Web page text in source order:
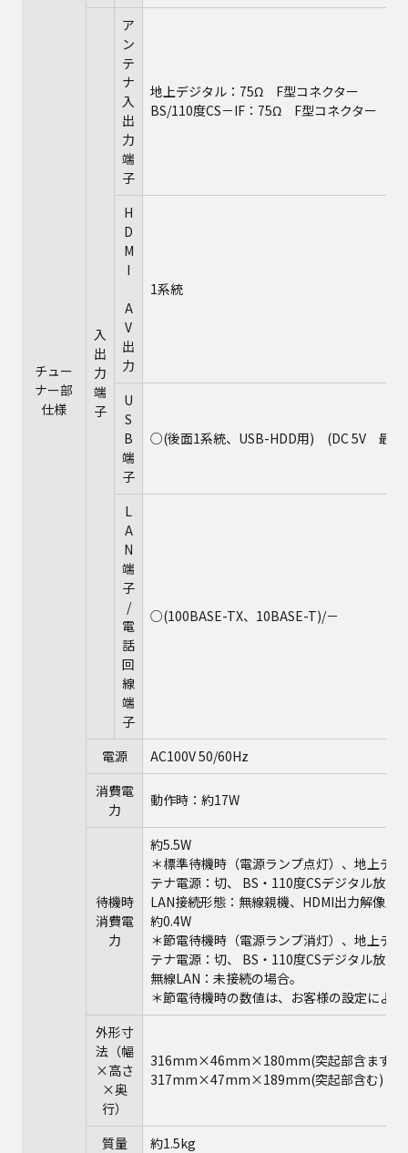
チュー
ナー部
仕様
入
出
力
端
子
ア
ン
テ
ナ
入
出
力
端
子
地上デジタル：75Ω F型コネクター
BS/110度CS－IF：75Ω F型コネクター
H
D
M
I
A
V
出
力
1系統
U
S
B
端
子
○(後面1系統、USB-HDD用) (DC 5V 最大
L
A
N
端
子
/
電
話
回
線
端
子
○(100BASE-TX、10BASE-T)/－
電源
AC100V 50/60Hz
消費電
力
動作時：約17W
待機時
消費電
力
約5.5W
＊標準待機時（電源ランプ点灯）、地上デ
テナ電源：切、 BS・110度CSデジタル放
LAN接続形態：無線親機、HDMI出力解像度
約0.4W
＊節電待機時（電源ランプ消灯）、地上デ
テナ電源：切、 BS・110度CSデジタル放
無線LAN：未接続の場合。
＊節電待機時の数値は、お客様の設定によ
外形寸
法（幅
×高さ
×奥
行）
316mm×46mm×180mm(突起部含まず)
317mm×47mm×189mm(突起部含む)
質量 約1.5kg